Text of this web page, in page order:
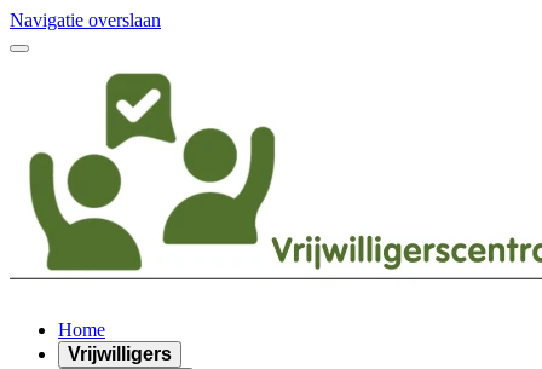
Navigatie overslaan
Home
Vrijwilligers